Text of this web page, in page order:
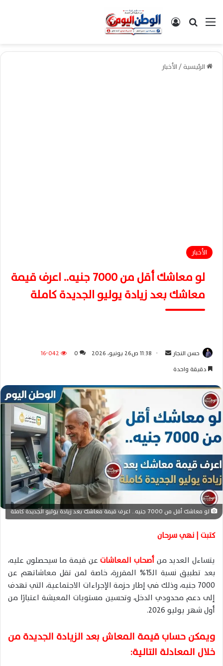
القائمةبحث عن تسجيل الدخول
الرئيسية/الأخبار
الأخبار
لو معاشك أقل من 7000 جنيه.. اعرف قيمة
معاشك بعد زيادة يوليو الجديدة كاملة
حسن النجار
ل
ر
ي
د
إ
ك
و
ن
ا
11:38 ص26 يونيو، 2026 0
16٬042
دقيقة واحدة
لو معاشك أقل من 7000 جنيه.. اعرف قيمة معاشك بعد زيادة يوليو الجديدة كاملة
كتبت | نهي سرحان
يتساءل العديد من أصحاب المعاشاتعن قيمة ما سيحصلون عليه،
بعد تطبيق نسبة الـ15% المقررة، خاصة لمن تقل معاشاتهم عن
7000 جنيه، وذلك في إطار حزمة الإجراءات الاجتماعية، التي تهدف
إلى دعم محدودي الدخل، وتحسين مستويات المعيشة اعتبارًا من
أول شهر يوليو 2026.
ويمكن حساب قيمة المعاش بعد الزيادة الجديدة من
خلال المعادلة التالية: